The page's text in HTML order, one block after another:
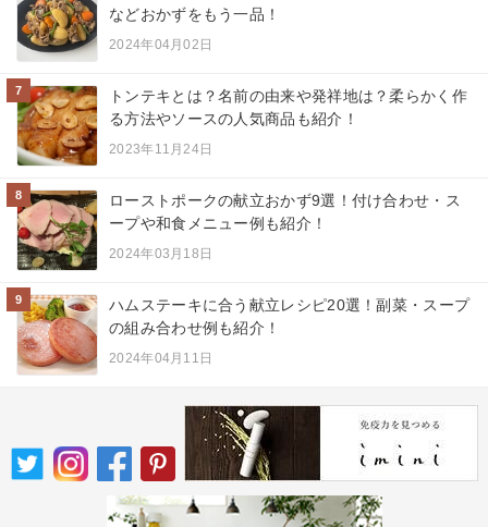
などおかずをもう一品！
2024年04月02日
7
トンテキとは？名前の由来や発祥地は？柔らかく作
る方法やソースの人気商品も紹介！
2023年11月24日
8
ローストポークの献立おかず9選！付け合わせ・ス
ープや和食メニュー例も紹介！
2024年03月18日
9
ハムステーキに合う献立レシピ20選！副菜・スープ
の組み合わせ例も紹介！
2024年04月11日